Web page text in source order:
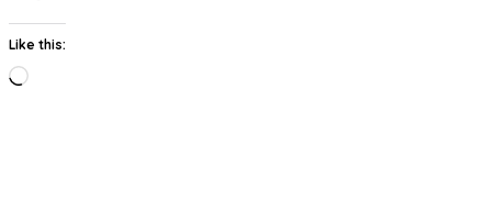
Like this:
Loading…